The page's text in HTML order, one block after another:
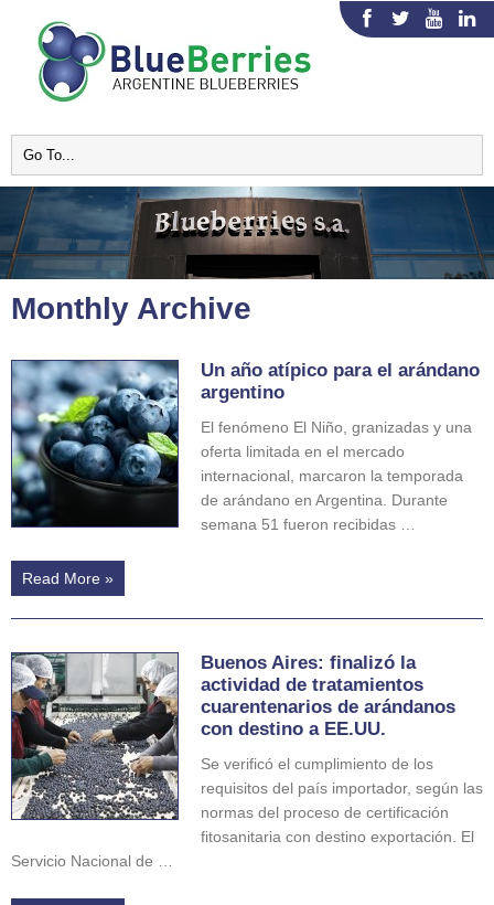
Monthly Archive
Un año atípico para el arándano
argentino
El fenómeno El Niño, granizadas y una
oferta limitada en el mercado
internacional, marcaron la temporada
de arándano en Argentina. Durante
semana 51 fueron recibidas …
Read More »
Buenos Aires: finalizó la
actividad de tratamientos
cuarentenarios de arándanos
con destino a EE.UU.
Se verificó el cumplimiento de los
requisitos del país importador, según las
normas del proceso de certificación
fitosanitaria con destino exportación. El
Servicio Nacional de …